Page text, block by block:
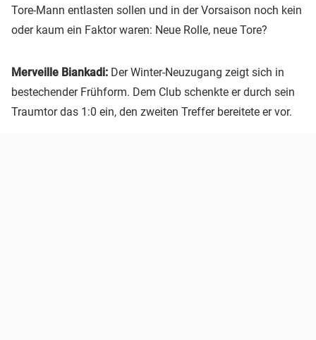
Tore-Mann entlasten sollen und in der Vorsaison noch kein
oder kaum ein Faktor waren: Neue Rolle, neue Tore?
Merveille Biankadi: Der Winter-Neuzugang zeigt sich in
bestechender Frühform. Dem Club schenkte er durch sein
Traumtor das 1:0 ein, den zweiten Treffer bereitete er vor.